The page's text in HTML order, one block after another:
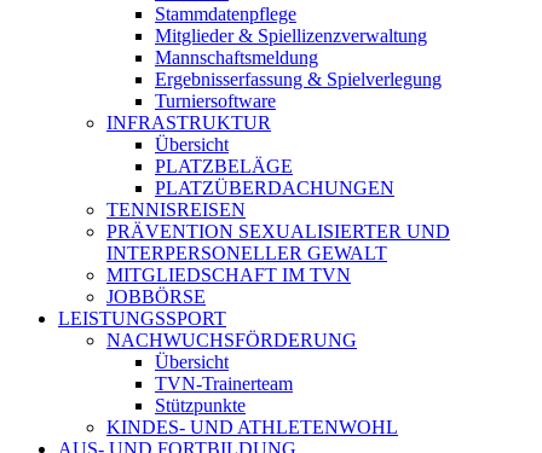
Stammdatenpflege
Mitglieder & Spiellizenzverwaltung
Mannschaftsmeldung
Ergebnisserfassung & Spielverlegung
Turniersoftware
INFRASTRUKTUR
Übersicht
PLATZBELÄGE
PLATZÜBERDACHUNGEN
TENNISREISEN
PRÄVENTION SEXUALISIERTER UND
INTERPERSONELLER GEWALT
MITGLIEDSCHAFT IM TVN
JOBBÖRSE
LEISTUNGSSPORT
NACHWUCHSFÖRDERUNG
Übersicht
TVN-Trainerteam
Stützpunkte
KINDES- UND ATHLETENWOHL
AUS- UND FORTBILDUNG